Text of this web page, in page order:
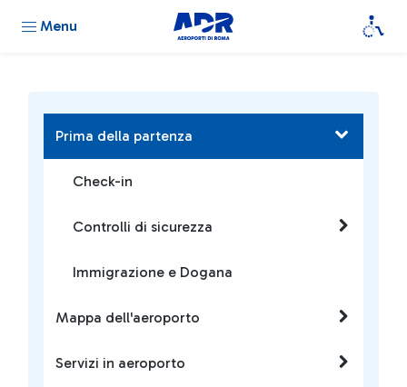
Menu
Prima della partenza
Check-in
Controlli di sicurezza
Immigrazione e Dogana
Mappa dell'aeroporto
Servizi in aeroporto